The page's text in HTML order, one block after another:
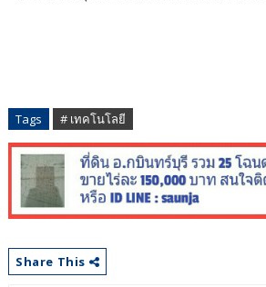
Tags # เทคโนโลยี
Share This